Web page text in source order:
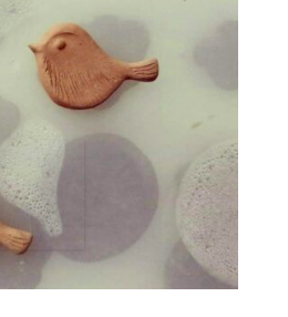
大小都差不多，有部
地使用模具壓出基